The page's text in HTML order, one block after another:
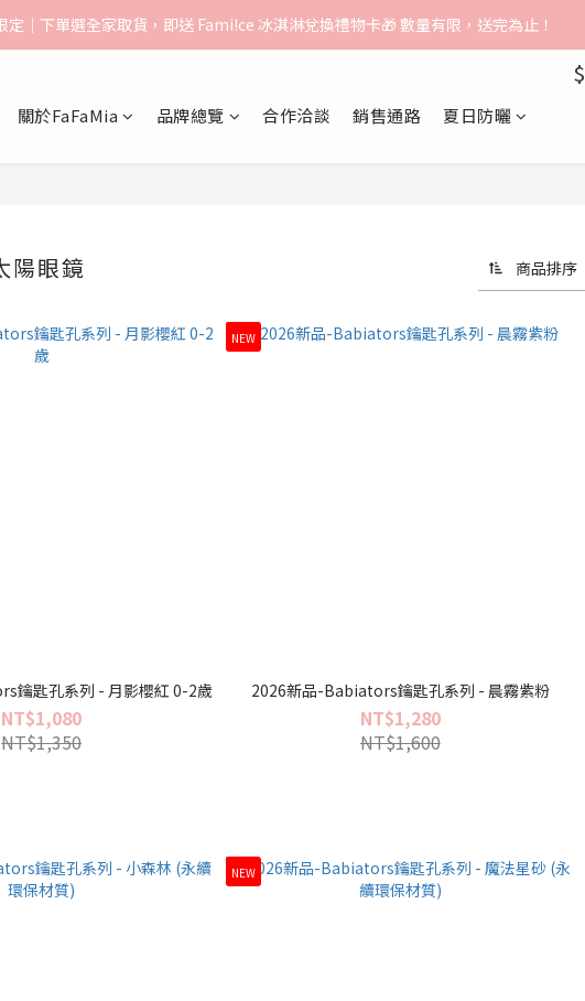
告】：超取（先付款）$1000免運｜貨到付款/宅配$1500免運｜中港澳順豐$3000免運
定｜下單選全家取貨，即送 Fami!ce 冰淇淋兌換禮物卡🎁 數量有限，送完為止！
告】：超取（先付款）$1000免運｜貨到付款/宅配$1500免運｜中港澳順豐$3000免運
$
關於FaFaMia 品牌總覽 合作洽談 銷售通路 夏日防曬
陽眼鏡 商品排序
鑰匙孔系列 - 月影櫻紅 0-2歲
NT$1,080
NT$1,350
NEW
2026新品-Babiators鑰匙孔系列 - 晨霧紫粉
NT$1,280
NT$1,600
NEW